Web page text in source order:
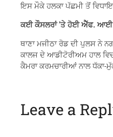
ਇਸ ਮੌਕੇ ਹਲਕਾ ਪੱਛਮੀ ਤੋਂ
ਕਈ ਕੌਸਲਰਾਂ ’ਤੇ ਹੋਈ ਐੱਫ.
ਥਾਣਾ ਮਜੀਠਾ ਰੋਡ ਦੀ ਪੁਲਸ ਨੇ
ਕਾਲਜ ਦੇ ਆਡੀਟੋਰੀਅਮ ਹਾਲ
ਕੈਮਰਾ ਕਰਮਚਾਰੀਆਂ ਨਾਲ ਧੱਕਾ-
Leave a